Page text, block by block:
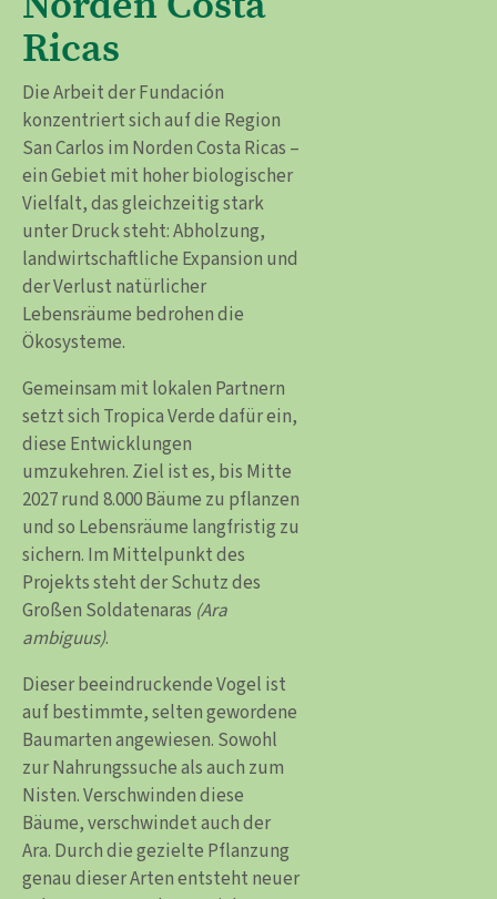
Ricas
Die Arbeit der Fundación
konzentriert sich auf die Region
San Carlos im Norden Costa Ricas –
ein Gebiet mit hoher biologischer
Vielfalt, das gleichzeitig stark
unter Druck steht: Abholzung,
landwirtschaftliche Expansion und
der Verlust natürlicher
Lebensräume bedrohen die
Ökosysteme.
Gemeinsam mit lokalen Partnern
setzt sich Tropica Verde dafür ein,
diese Entwicklungen
umzukehren. Ziel ist es, bis Mitte
2027 rund 8.000 Bäume zu pflanzen
und so Lebensräume langfristig zu
sichern. Im Mittelpunkt des
Projekts steht der Schutz des
Großen Soldatenaras (Ara
ambiguus).
Dieser beeindruckende Vogel ist
auf bestimmte, selten gewordene
Baumarten angewiesen. Sowohl
zur Nahrungssuche als auch zum
Nisten. Verschwinden diese
Bäume, verschwindet auch der
Ara. Durch die gezielte Pflanzung
genau dieser Arten entsteht neuer